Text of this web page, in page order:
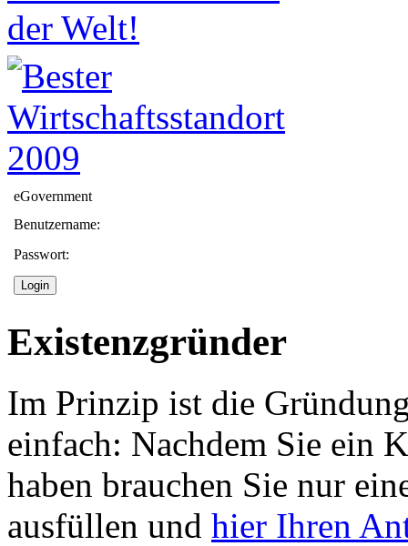
eGovernment
Benutzername:
Passwort:
Existenzgründer
Im Prinzip ist die
einfach: Nachdem Sie ein
haben brauchen Sie nur
ausfüllen und hier Ihren